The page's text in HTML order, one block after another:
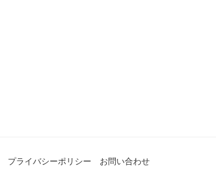
プライバシーポリシー お問い合わせ